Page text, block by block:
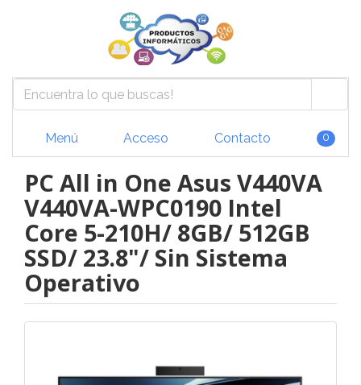
Menú Acceso Contacto 0
PC All in One Asus V440VA
V440VA-WPC0190 Intel
Core 5-210H/ 8GB/ 512GB
SSD/ 23.8"/ Sin Sistema
Operativo